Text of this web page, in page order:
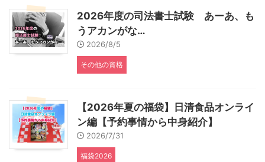
2026年度の司法書士試験 あーあ、も
うアカンがな…
2026/8/5
その他の資格
【2026年夏の福袋】日清食品オンライ
ン編【予約事情から中身紹介】
2026/7/31
福袋2026